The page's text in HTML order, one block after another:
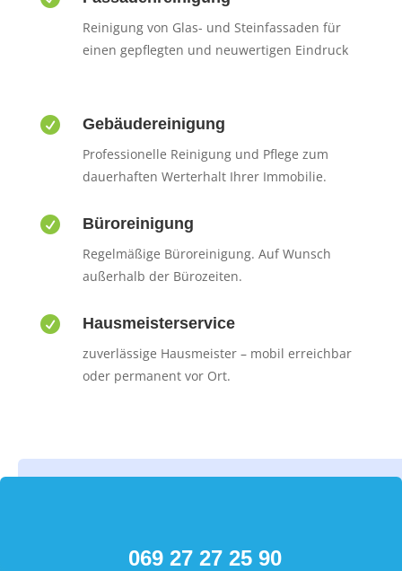
Reinigung von Glas- und Steinfassaden für
einen gepflegten und neuwertigen Eindruck
 Gebäudereinigung
Professionelle Reinigung und Pflege zum
dauerhaften Werterhalt Ihrer Immobilie.
 Büroreinigung
Regelmäßige Büroreinigung. Auf Wunsch
außerhalb der Bürozeiten.
 Hausmeisterservice
zuverlässige Hausmeister – mobil erreichbar
oder permanent vor Ort.
069 27 27 25 90